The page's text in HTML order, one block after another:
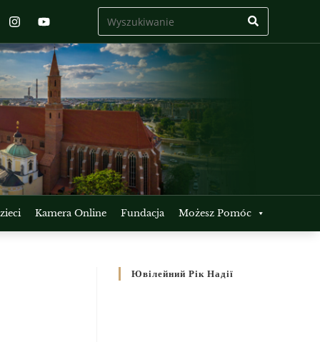
Kamera Online Fundacja Możesz Pomóc
Ювілейний Рік Надії